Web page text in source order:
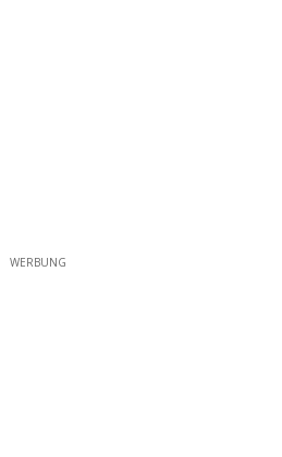
WERBUNG